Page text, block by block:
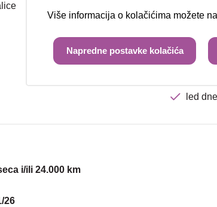
led
i/ili 24.000 km
26
Više informacija o kolačićima možete
Napredne postavke kolačića